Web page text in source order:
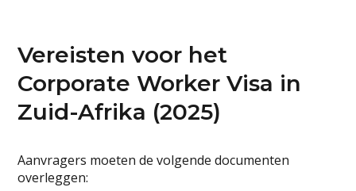
Vereisten voor het
Corporate Worker Visa in
Zuid-Afrika (2025)
Aanvragers moeten de volgende documenten
overleggen: